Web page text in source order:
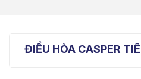
ĐIỀU HÒA CASPER